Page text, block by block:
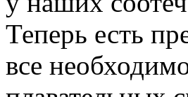
Теперь есть
все